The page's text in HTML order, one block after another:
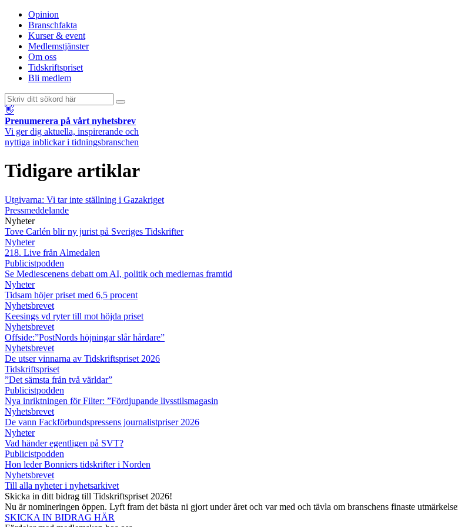
Opinion
Branschfakta
Kurser & event
Medlemstjänster
Om oss
Tidskriftspriset
Bli medlem
👋
Prenumerera på vårt nyhetsbrev
Vi ger dig aktuella, inspirerande och
nyttiga inblickar i tidningsbranschen
Tidigare artiklar
Utgivarna: Vi tar inte ställning i Gazakriget
Pressmeddelande
Nyheter
Tove Carlén blir ny jurist på Sveriges Tidskrifter
Nyheter
218. Live från Almedalen
Publicistpodden
Se Mediescenens debatt om AI, politik och mediernas framtid
Nyheter
Tidsam höjer priset med 6,5 procent
Nyhetsbrevet
Keesings vd ryter till mot höjda priset
Nyhetsbrevet
Offside:”PostNords höjningar slår hårdare”
Nyhetsbrevet
De utser vinnarna av Tidskriftspriset 2026
Tidskriftspriset
”Det sämsta från två världar”
Publicistpodden
Nya inriktningen för Filter: ”Fördjupande livsstilsmagasin
Nyhetsbrevet
De vann Fackförbundspressens journalistpriser 2026
Nyheter
Vad händer egentligen på SVT?
Publicistpodden
Hon leder Bonniers tidskrifter i Norden
Nyhetsbrevet
Till alla nyheter i nyhetsarkivet
Skicka in ditt bidrag till Tidskriftspriset 2026!
Nu är nomineringen öppen. Lyft fram det bästa ni gjort under året och var med och tävla om branschens finaste
SKICKA IN BIDRAG HÄR